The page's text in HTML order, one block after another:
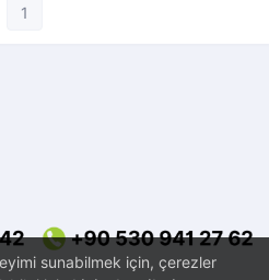
sunabilmek için, çerezler
1